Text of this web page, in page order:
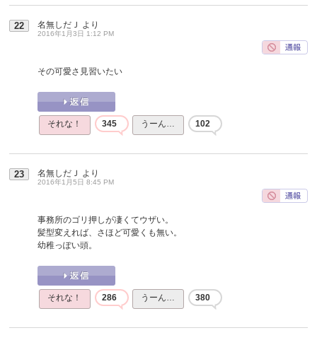
22 名無しだＪ より
2016年1月3日 1:12 PM
その可愛さ見習いたい
それな！ 345 うーん… 102
23 名無しだＪ より
2016年1月5日 8:45 PM
事務所のゴリ押しが凄くてウザい。
髪型変えれば、さほど可愛くも無い。
幼稚っぽい頭。
それな！ 286 うーん… 380